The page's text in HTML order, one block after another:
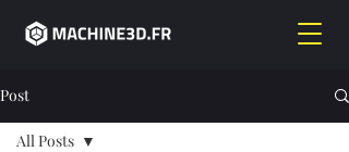
Post
All Posts